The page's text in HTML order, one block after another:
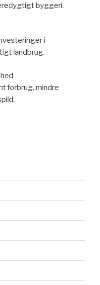
byggeri.
i
landbrug.
forbrug, mindre